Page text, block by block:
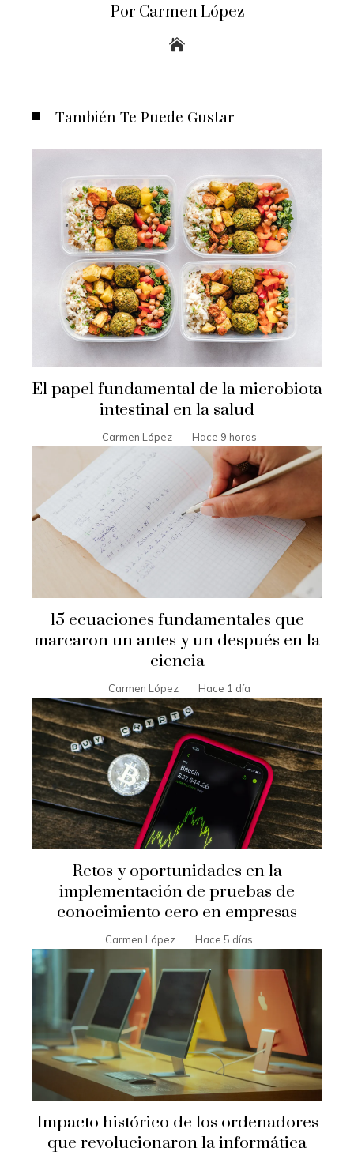
Por Carmen López
También Te Puede Gustar
El papel fundamental de la microbiota
intestinal en la salud
Carmen López Hace 9 horas
15 ecuaciones fundamentales que
marcaron un antes y un después en la
ciencia
Carmen López Hace 1 día
Retos y oportunidades en la
implementación de pruebas de
conocimiento cero en empresas
Carmen López Hace 5 días
Impacto histórico de los ordenadores
que revolucionaron la informática